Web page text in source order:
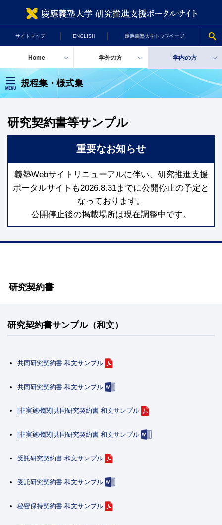
サイトマップ ENGLISH 慶應義塾大学トップページ
Home 学外の方 学内の方
研究契約書等サンプル
重要なお知らせ
義塾Webサイトリニューアルに伴い、研究推進支援
ポータルサイトも2026.8.31までに公開停止の予定と
なっております。
公開停止後の掲載場所は現在調整中です。
研究契約書
研究契約書サンプル（和文）
共同研究契約書 和文サンプル
共同研究契約書 和文サンプル
[非実施機関]共同研究契約書 和文サンプル
[非実施機関]共同研究契約書 和文サンプル
受託研究契約書 和文サンプル
受託研究契約書 和文サンプル
秘密保持契約書 和文サンプル
規程集・様式集